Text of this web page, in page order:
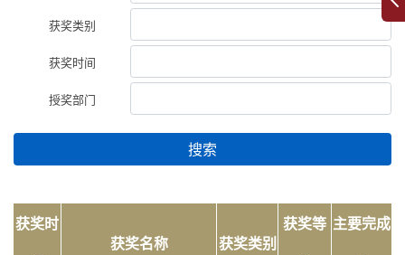
获奖类别
获奖时间
授奖部门
搜索
获奖时
获奖名称 获奖类别
获奖等 主要完成